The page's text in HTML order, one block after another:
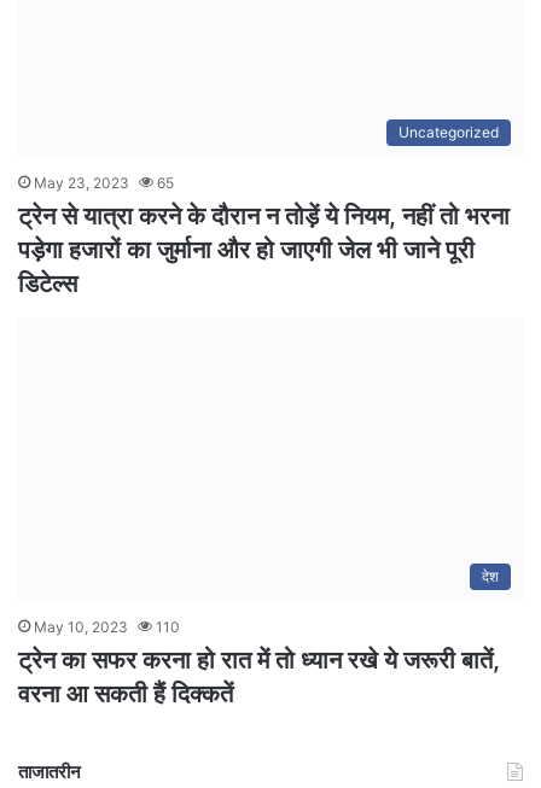
Uncategorized
May 23, 2023 65
ट्रेन से यात्रा करने के दौरान न तोड़ें ये नियम, नहीं तो भरना
पड़ेगा हजारों का जुर्माना और हो जाएगी जेल भी जाने पूरी
डिटेल्स
देश
May 10, 2023 110
ट्रेन का सफर करना हो रात में तो ध्यान रखे ये जरूरी बातें,
वरना आ सकती हैं दिक्कतें
ताजातरीन